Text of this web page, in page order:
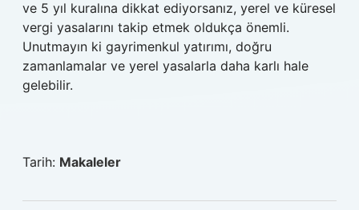
ve 5 yıl kuralına dikkat ediyorsanız, yerel ve küresel
vergi yasalarını takip etmek oldukça önemli.
Unutmayın ki gayrimenkul yatırımı, doğru
zamanlamalar ve yerel yasalarla daha karlı hale
gelebilir.
Tarih: Makaleler